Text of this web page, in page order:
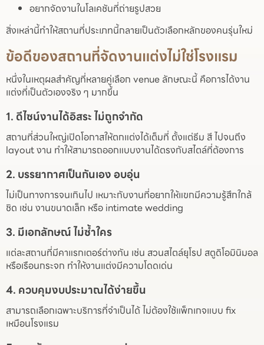
อยากจัดงานในโลเคชันที่ถ่ายรูปสวย
สิ่งเหล่านี้ทำให้สถานที่ประเภทนี้กลายเป็นตัวเลือกหลักของคนรุ่นใหม่
ข้อดีของสถานที่จัดงานแต่งไม่ใช่โรงแรม
หนึ่งในเหตุผลสำคัญที่หลายคู่เลือก venue ลักษณะนี้ คือการได้งาน
แต่งที่เป็นตัวเองจริง ๆ มากขึ้น
1. ดีไซน์งานได้อิสระ ไม่ถูกจำกัด
สถานที่ส่วนใหญ่เปิดโอกาสให้ตกแต่งได้เต็มที่ ตั้งแต่ธีม สี ไปจนถึง
layout งาน ทำให้สามารถออกแบบงานได้ตรงกับสไตล์ที่ต้องการ
2. บรรยากาศเป็นกันเอง อบอุ่น
ไม่เป็นทางการจนเกินไป เหมาะกับงานที่อยากให้แขกมีความรู้สึกใกล้
ชิด เช่น งานขนาดเล็ก หรือ intimate wedding
3. มีเอกลักษณ์ ไม่ซ้ำใคร
แต่ละสถานที่มีคาแรกเตอร์ต่างกัน เช่น สวนสไตล์ยุโรป สตูดิโอมินิมอล
หรือเรือนกระจก ทำให้งานแต่งมีความโดดเด่น
4. ควบคุมงบประมาณได้ง่ายขึ้น
สามารถเลือกเฉพาะบริการที่จำเป็นได้ ไม่ต้องใช้แพ็กเกจแบบ fix
เหมือนโรงแรม